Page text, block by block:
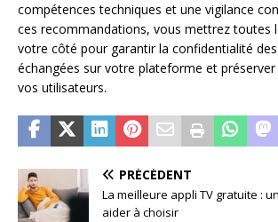
compétences techniques et une vigilance
ces recommandations, vous mettrez toutes
votre côté pour garantir la confidentialité
échangées sur votre plateforme et
vos utilisateurs.
PRÉCÉDENT
La meilleure appli TV gratuite :
aider à choisir